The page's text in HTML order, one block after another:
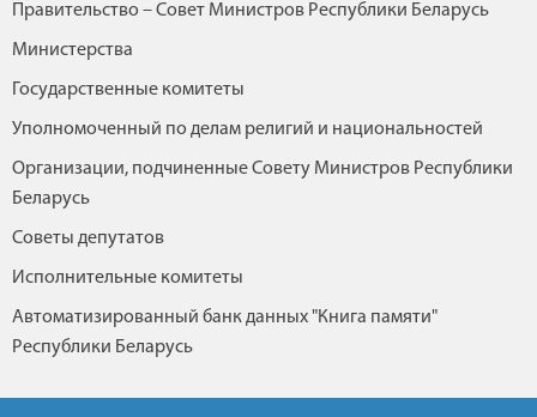
Правительство – Совет Министров Республики Беларусь
Министерства
Государственные комитеты
Уполномоченный по делам религий и национальностей
Организации, подчиненные Совету Министров Республики
Беларусь
Советы депутатов
Исполнительные комитеты
Автоматизированный банк данных "Книга памяти"
Республики Беларусь